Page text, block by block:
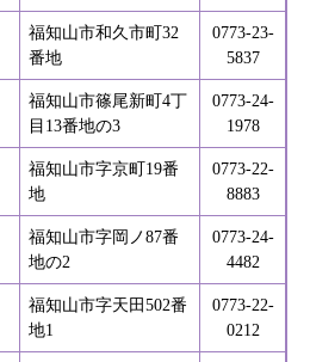
福知山市和久市町32
番地
0773-23-
5837
福知山市篠尾新町4丁
目13番地の3
0773-24-
1978
福知山市字京町19番
地
0773-22-
8883
福知山市字岡ノ87番
地の2
0773-24-
4482
福知山市字天田502番
地1
0773-22-
0212